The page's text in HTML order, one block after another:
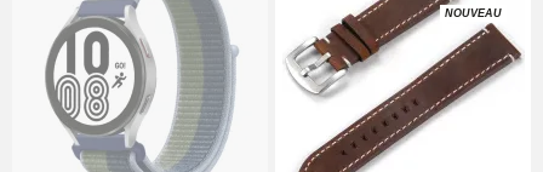
9,90 €
Kit Horlogerie Débutant
26,90 €
NOUVEAU